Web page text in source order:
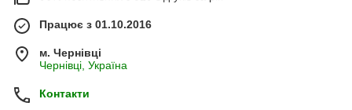
Працює з 01.10.2016
м. Чернівці
Чернівці, Україна
Контакти